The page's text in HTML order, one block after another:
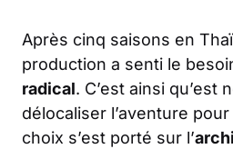
Après cinq saisons en
production a senti le
radical. C’est ainsi qu’est
délocaliser l’aventure pour
choix s’est porté sur l’